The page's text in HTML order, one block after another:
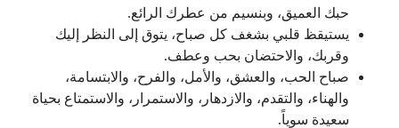
حبك العميق، وبنسيم من عطرك الرائع.
يستيقظ قلبي بشغف كل صباح، يتوق إلى النظر إليك
وقربك، والاحتضان بحب وعطف.
صباح الحب، والعشق، والأمل، والفرح، والابتسامة،
والهناء، والتقدم، والازدهار، والاستمرار، والاستمتاع بحياة
سعيدة سوياً.